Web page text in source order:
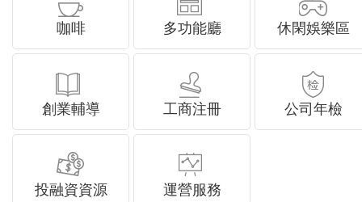
咖啡 多功能廳 休閑娛樂區
創業輔導 工商注冊 公司年檢
投融資資源 運營服務